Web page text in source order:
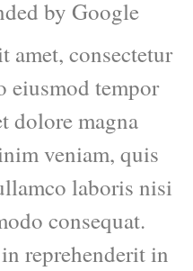
by Google
amet, consectetur
eiusmod tempor
dolore magna
veniam, quis
laboris nisi
consequat.
reprehenderit in